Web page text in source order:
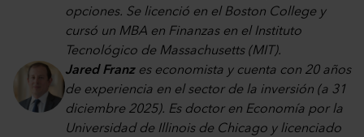
opciones. Se licenció en el Boston College y
cursó un MBA en Finanzas en el Instituto
Tecnológico de Massachusetts (MIT).
Jared Franzes economista y cuenta con 20 años
de experiencia en el sector de la inversión (a 31
diciembre 2025). Es doctor en Economía por la
Universidad de Illinois de Chicago y licenciado